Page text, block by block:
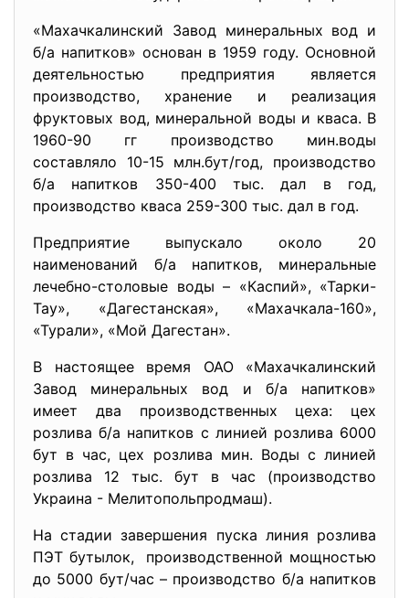
«Махачкалинский Завод минеральных вод и
б/а напитков» основан в 1959 году. Основной
деятельностью предприятия является
производство, хранение и реализация
фруктовых вод, минеральной воды и кваса. В
1960-90 гг производство мин.воды
составляло 10-15 млн.бут/год, производство
б/а напитков 350-400 тыс. дал в год,
производство кваса 259-300 тыс. дал в год.
Предприятие выпускало около 20
наименований б/а напитков, минеральные
лечебно-столовые воды – «Каспий», «Тарки-
Тау», «Дагестанская», «Махачкала-160»,
«Турали», «Мой Дагестан».
В настоящее время ОАО «Махачкалинский
Завод минеральных вод и б/а напитков»
имеет два производственных цеха: цех
розлива б/а напитков с линией розлива 6000
бут в час, цех розлива мин. Воды с линией
розлива 12 тыс. бут в час (производство
Украина - Мелитопольпродмаш).
На стадии завершения пуска линия розлива
ПЭТ бутылок, производственной мощностью
до 5000 бут/час – производство б/а напитков